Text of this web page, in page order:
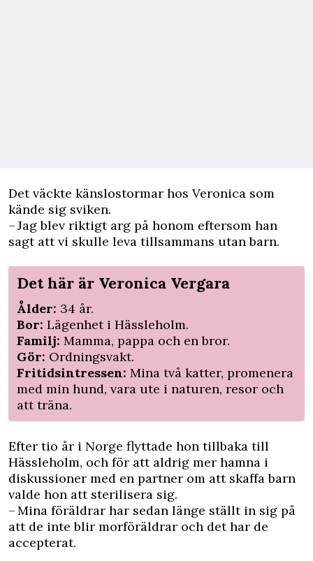
Det väckte känslostormar hos Veronica som
kände sig sviken.
– Jag blev riktigt arg på honom eftersom han
sagt att vi skulle leva tillsammans utan barn.
Det här är Veronica Vergara
Ålder: 34 år.
Bor: Lägenhet i Hässleholm.
Familj: Mamma, pappa och en bror.
Gör: Ordningsvakt.
Fritidsintressen: Mina två katter, promenera
med min hund, vara ute i naturen, resor och
att träna.
Efter tio år i Norge flyttade hon tillbaka till
Hässleholm, och för att aldrig mer hamna i
diskussioner med en partner om att skaffa barn
valde hon att sterilisera sig.
– Mina föräldrar har sedan länge ställt in sig på
att de inte blir morföräldrar och det har de
accepterat.